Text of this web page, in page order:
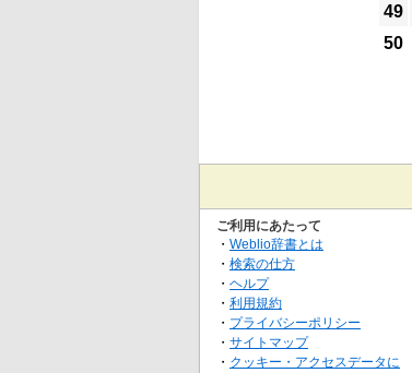
49
50
ご利用にあたって
・ Weblio辞書とは
・ 検索の仕方
・ ヘルプ
・ 利用規約
・ プライバシーポリシー
・ サイトマップ
・ クッキー・アクセスデータに